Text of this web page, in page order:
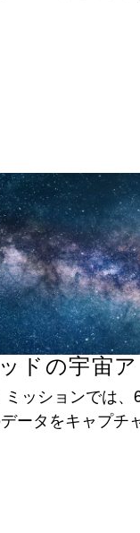
ドの宇宙ア
ッションでは、
ータをキャプチ